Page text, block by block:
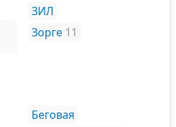
ЗИЛ
Зорге 11
Беговая